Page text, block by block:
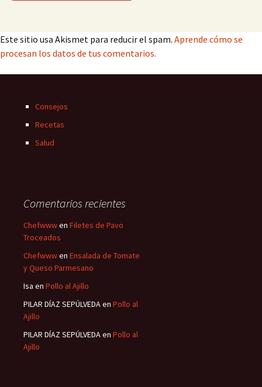
Este sitio usa Akismet para reducir el spam. Aprende cómo se
procesan los datos de tus comentarios.
Consejos
Recetas
Salud
Comentarios recientes
Chefwwwen Filetes de Pavo
Troceados
Chefwwwen Ensalada de Tomate
y Queso Parmesano
Isa en Pollo al Ajillo
PILAR DÍAZ SEPÚLVEDAen Pollo al
Ajillo
PILAR DÍAZ SEPÚLVEDAen Pollo al
Ajillo